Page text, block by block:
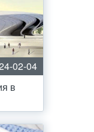
02-04
в